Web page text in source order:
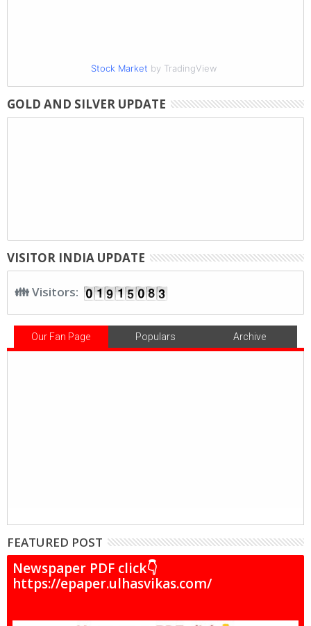
Stock Market by TradingView
GOLD AND SILVER UPDATE
VISITOR INDIA UPDATE
👪 Visitors:
Our Fan Page Populars Archive
FEATURED POST
Newspaper PDF click👇
https://epaper.ulhasvikas.com/